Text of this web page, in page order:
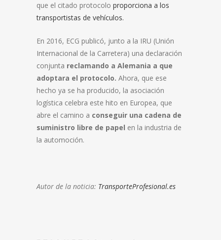
que el citado protocolo proporciona a los
transportistas de vehículos.
En 2016, ECG publicó, junto a la IRU (Unión
Internacional de la Carretera) una declaración
conjunta reclamando a Alemania a que
adoptara el protocolo. Ahora, que ese
hecho ya se ha producido, la asociación
logística celebra este hito en Europea, que
abre el camino a conseguir una cadena de
suministro libre de papel en la industria de
la automoción.
Autor de la noticia: TransporteProfesional.es